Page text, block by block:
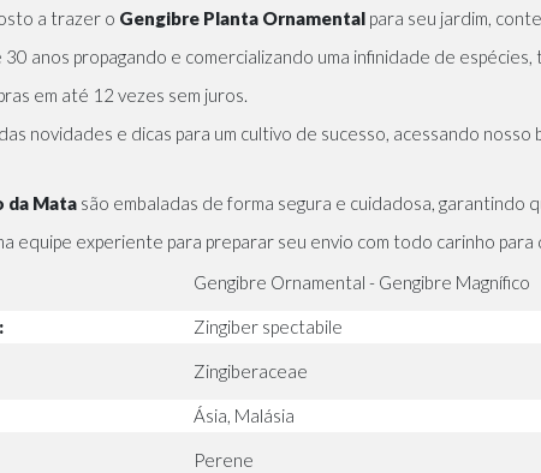
a trazer o Gengibre Planta Ornamental para seu jardim,
30 anos propagando e comercializando uma infinidade de
em até 12 vezes sem juros.
novidades e dicas para um cultivo de sucesso, acessando nosso
da Mata são embaladas de forma segura e cuidadosa, garantindo
equipe experiente para preparar seu envio com todo carinho
Gengibre Ornamental - Gengibre Magnífico
Zingiber spectabile
Zingiberaceae
Ásia, Malásia
Perene